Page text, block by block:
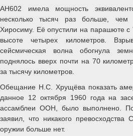
АН602 имела мощность
несколько тысяч раз больше,
Хиросиму. Её опустили на парашюте
высоте четырех километров.
сейсмическая волна обогнула
поднялось вверх почти на 70
за тысячу километров.
Обещание Н.С. Хрущёва показать
данное 12 октября 1960 года на
ассамблеи ООН, было выполнено.
заявил, что никакого
оружии больше нет.